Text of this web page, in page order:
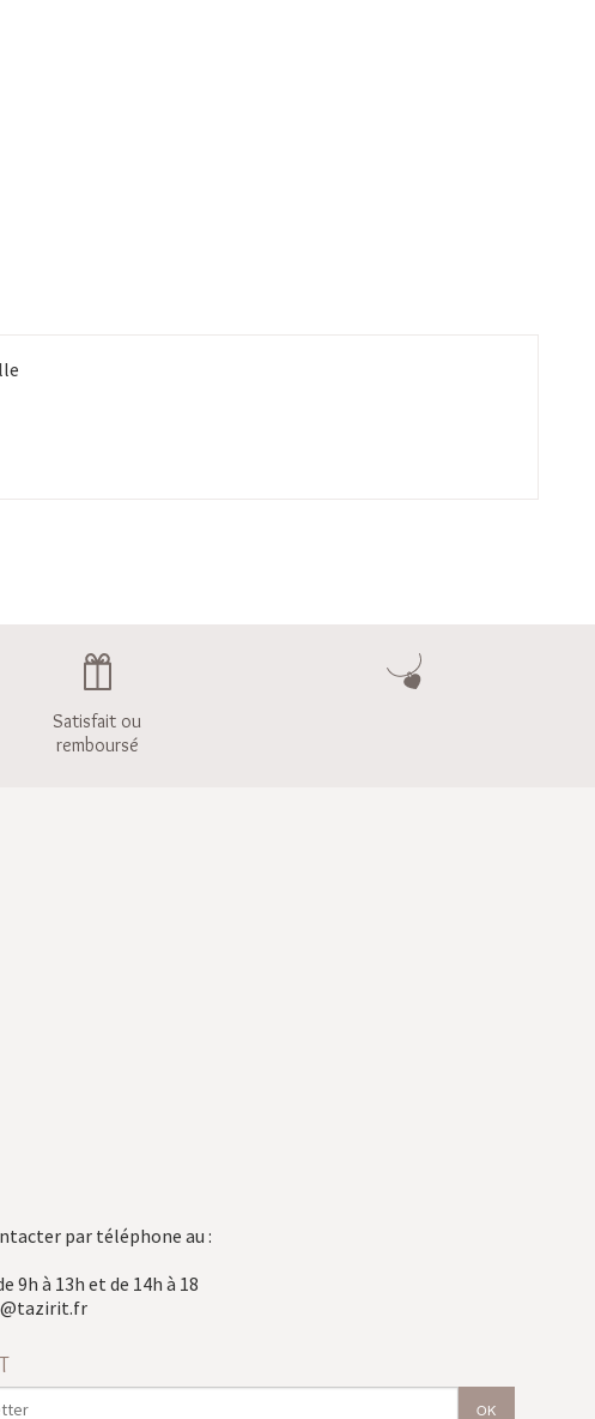
Satisfait ou
remboursé
par téléphone au :
9h à 13h et de 14h à 18